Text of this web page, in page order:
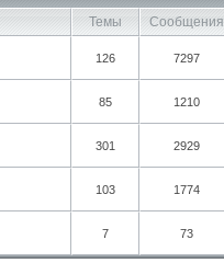
Темы Сообщения
126 7297
85 1210
301 2929
103 1774
7 73